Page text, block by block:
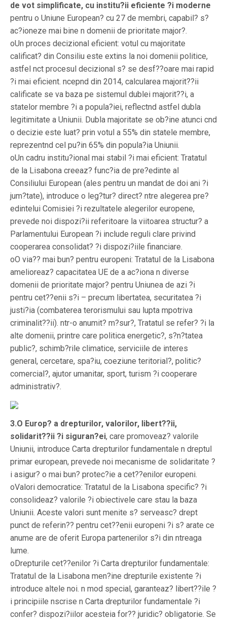
de vot simplificate, cu institu?ii eficiente ?i moderne
pentru o Uniune European? cu 27 de membri, capabil? s?
ac?ioneze mai bine n domenii de prioritate major?.
oUn proces decizional eficient: votul cu majoritate
calificat? din Consiliu este extins la noi domenii politice,
astfel nct procesul decizional s? se desf??oare mai rapid
?i mai eficient. ncepnd din 2014, calcularea majorit??ii
calificate se va baza pe sistemul dublei majorit??i, a
statelor membre ?i a popula?iei, reflectnd astfel dubla
legitimitate a Uniunii. Dubla majoritate se ob?ine atunci cnd
o decizie este luat? prin votul a 55% din statele membre,
reprezentnd cel pu?in 65% din popula?ia Uniunii.
oUn cadru institu?ional mai stabil ?i mai eficient: Tratatul
de la Lisabona creeaz? func?ia de pre?edinte al
Consiliului European (ales pentru un mandat de doi ani ?i
jum?tate), introduce o leg?tur? direct? ntre alegerea pre?
edintelui Comisiei ?i rezultatele alegerilor europene,
prevede noi dispozi?ii referitoare la viitoarea structur? a
Parlamentului European ?i include reguli clare privind
cooperarea consolidat? ?i dispozi?iile financiare.
oO via?? mai bun? pentru europeni: Tratatul de la Lisabona
amelioreaz? capacitatea UE de a ac?iona n diverse
domenii de prioritate major? pentru Uniunea de azi ?i
pentru cet??enii s?i – precum libertatea, securitatea ?i
justi?ia (combaterea terorismului sau lupta mpotriva
criminalit??ii). ntr-o anumit? m?sur?, Tratatul se refer? ?i la
alte domenii, printre care politica energetic?, s?n?tatea
public?, schimb?rile climatice, serviciile de interes
general, cercetare, spa?iu, coeziune teritorial?, politic?
comercial?, ajutor umanitar, sport, turism ?i cooperare
administrativ?.
3.O Europ? a drepturilor, valorilor, libert??ii,
solidarit??ii ?i siguran?ei, care promoveaz? valorile
Uniunii, introduce Carta drepturilor fundamentale n dreptul
primar european, prevede noi mecanisme de solidaritate ?
i asigur? o mai bun? protec?ie a cet??enilor europeni.
oValori democratice: Tratatul de la Lisabona specific? ?i
consolideaz? valorile ?i obiectivele care stau la baza
Uniunii. Aceste valori sunt menite s? serveasc? drept
punct de referin?? pentru cet??enii europeni ?i s? arate ce
anume are de oferit Europa partenerilor s?i din ntreaga
lume.
oDrepturile cet??enilor ?i Carta drepturilor fundamentale:
Tratatul de la Lisabona men?ine drepturile existente ?i
introduce altele noi. n mod special, garanteaz? libert??ile ?
i principiile nscrise n Carta drepturilor fundamentale ?i
confer? dispozi?iilor acesteia for?? juridic? obligatorie. Se